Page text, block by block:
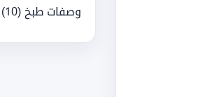
وصفات طبخ(10)